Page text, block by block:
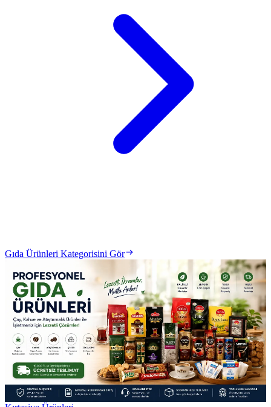
Gıda Ürünleri Kategorisini Gör